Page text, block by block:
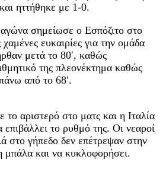
ηττήθηκε με 1-0.
σημείωσε ο Εσπόζιτο στο
ευκαιρίες για την ομάδα
μετά το 80′, καθώς
της πλεονέκτημα καθώς
από το 68′.
αριστερό στο ματς και η Ιταλία
το ρυθμό της. Οι νεαροί
στο γήπεδο δεν επέτρεψαν στην
μπάλα και να κυκλοφορήσει.